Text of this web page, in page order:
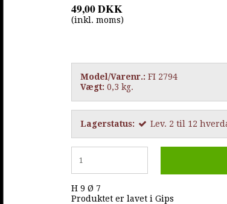
49,00 DKK
(inkl. moms)
Model/Varenr.: FI 2794
Vægt: 0,3 kg.
Lagerstatus: Lev. 2 til 12
H 9 Ø 7
Produktet er lavet i Gips